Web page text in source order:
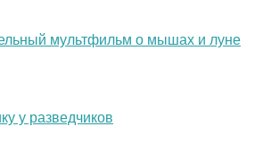
мультфильм о мышах и луне
у разведчиков